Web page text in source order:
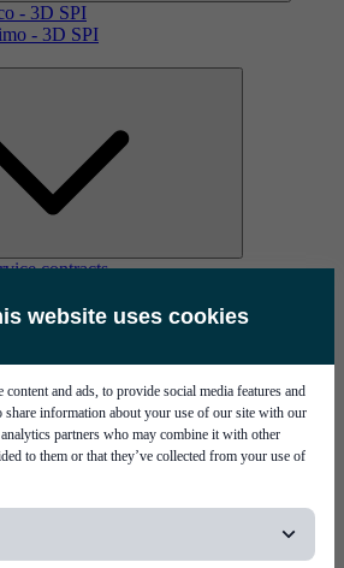
website uses cookies
content and ads, to provide social media features and
share information about your use of our site with our
partners who may combine it with other
to them or that they’ve collected from your use of
- 3D SPI
- 3D SPI
contracts